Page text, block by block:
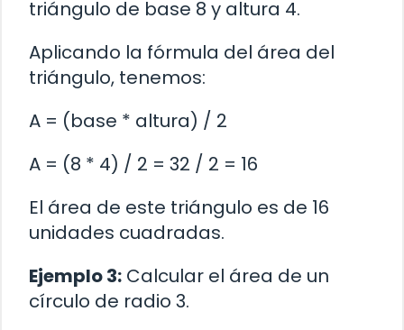
triángulo de base 8 y altura 4.
Aplicando la fórmula del área del
triángulo, tenemos:
A = (base * altura) / 2
A = (8 * 4) / 2 = 32 / 2 = 16
El área de este triángulo es de 16
unidades cuadradas.
Ejemplo 3: Calcular el área de un
círculo de radio 3.